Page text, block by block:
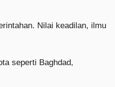
Nilai keadilan, ilmu
seperti Baghdad,